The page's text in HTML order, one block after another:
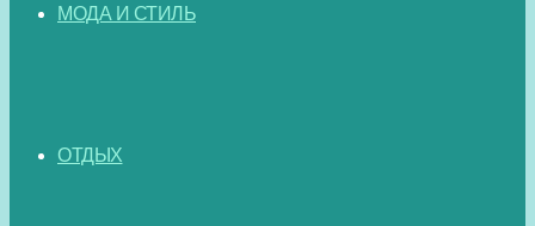
МОДА И СТИЛЬ
ОТДЫХ